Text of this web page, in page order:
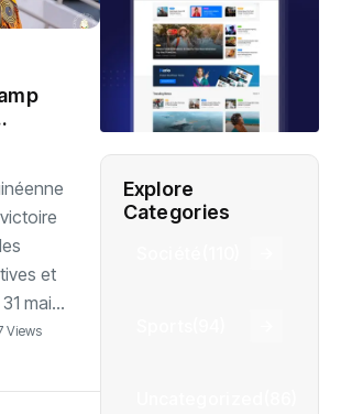
et
mai...
Views
Explore
Categories